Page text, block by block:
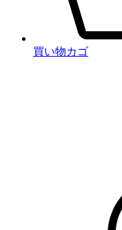
買い物カゴ